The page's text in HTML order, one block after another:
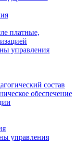
платные,
управления
состав
обеспечение
управления